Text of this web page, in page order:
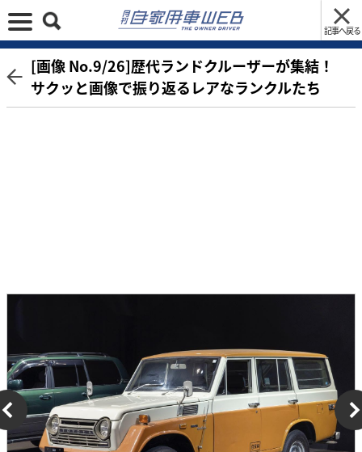
記事へ戻る
[画像 No.9/26]歴代ランドクルーザーが集結！
サクッと画像で振り返るレアなランクルたち